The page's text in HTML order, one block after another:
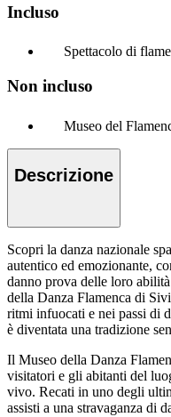
Incluso
Spettacolo di
Non incluso
Museo del
Descrizione
Scopri la danza nazionale
autentico ed emozionante,
danno prova delle loro
della Danza Flamenca di
ritmi infuocati e nei passi di
è diventata una tradizione
Il Museo della Danza
visitatori e gli abitanti del
vivo. Recati in uno degli
assisti a una stravaganza di